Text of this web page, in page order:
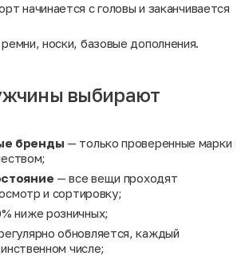
начинается с головы и заканчивается
носки, базовые дополнения.
выбирают
бренды — только проверенные марки
— все вещи проходят
и сортировку;
ниже розничных;
обновляется, каждый
числе;